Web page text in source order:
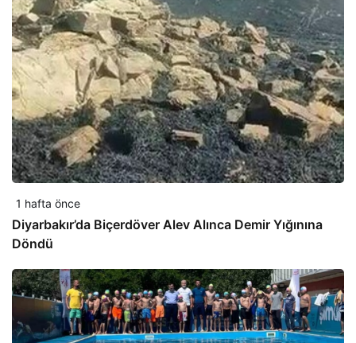
1 hafta önce
Diyarbakır’da Biçerdöver Alev Alınca Demir Yığınına
Döndü